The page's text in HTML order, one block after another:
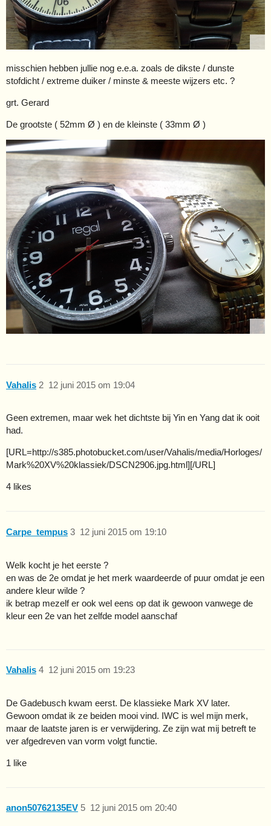
misschien hebben jullie nog e.e.a. zoals de dikste / dunste
stofdicht / extreme duiker / minste & meeste wijzers etc. ?
grt. Gerard
De grootste ( 52mm Ø ) en de kleinste ( 33mm Ø )
Vahalis 12 juni 2015 om 19:04
2
Geen extremen, maar wek het dichtste bij Yin en Yang dat ik ooit
had.
[URL=http://s385.photobucket.com/user/Vahalis/media/Horloges/
Mark%20XV%20klassiek/DSCN2906.jpg.html][/URL]
4 likes
Carpe_tempus 12 juni 2015 om 19:10
3
Welk kocht je het eerste ?
en was de 2e omdat je het merk waardeerde of puur omdat je een
andere kleur wilde ?
ik betrap mezelf er ook wel eens op dat ik gewoon vanwege de
kleur een 2e van het zelfde model aanschaf
Vahalis 12 juni 2015 om 19:23
4
De Gadebusch kwam eerst. De klassieke Mark XV later.
Gewoon omdat ik ze beiden mooi vind. IWC is wel mijn merk,
maar de laatste jaren is er verwijdering. Ze zijn wat mij betreft te
ver afgedreven van vorm volgt functie.
1 like
anon50762135EV 12 juni 2015 om 20:40
5